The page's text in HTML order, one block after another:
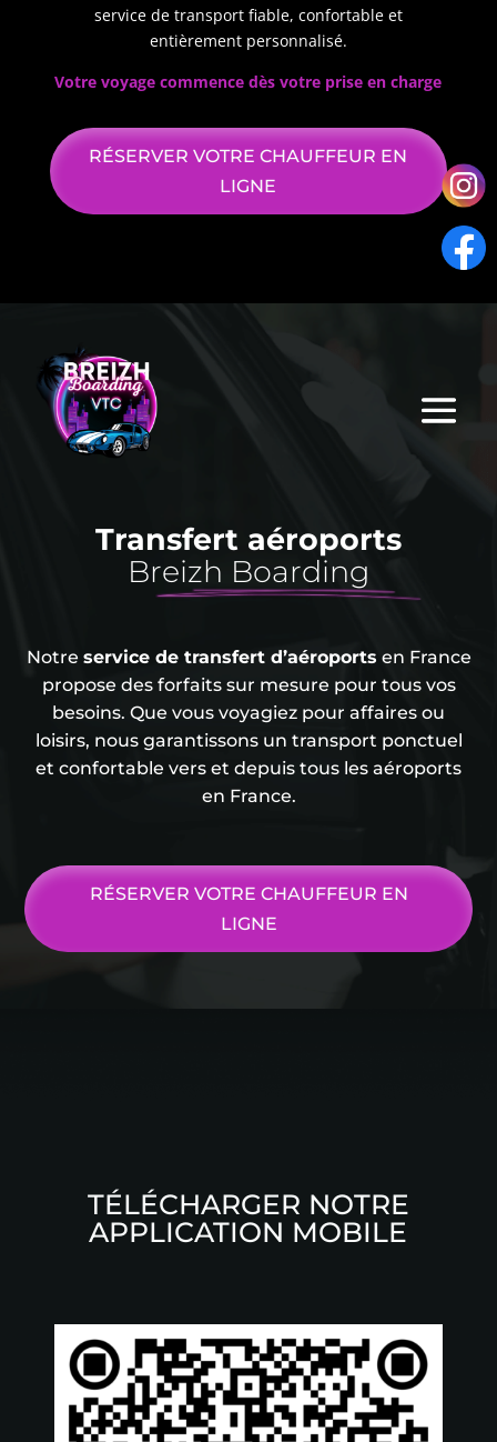
service de transport fiable, confortable et
entièrement personnalisé.
Votre voyage commence dès votre prise en charge
RÉSERVER VOTRE CHAUFFEUR EN
LIGNE
Transfert aéroports
Breizh Boarding
Notre service de transfert d’aéroports en France
propose des forfaits sur mesure pour tous vos
besoins. Que vous voyagiez pour affaires ou
loisirs, nous garantissons un transport ponctuel
et confortable vers et depuis tous les aéroports
en France.
RÉSERVER VOTRE CHAUFFEUR EN
LIGNE
TÉLÉCHARGER NOTRE
APPLICATION MOBILE